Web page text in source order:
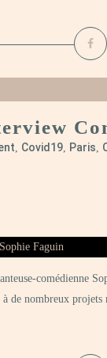
, Covid19, Paris,
comédienne
de nombreux